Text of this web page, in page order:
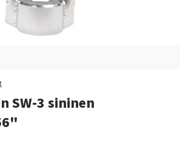
SW-3 sininen